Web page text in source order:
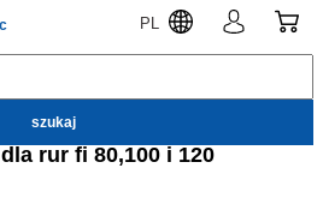
PL
Wpusty rynnowe
rur fi 80,100 i 120